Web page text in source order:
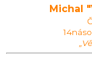
Michal